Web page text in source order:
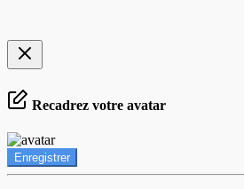
Recadrez votre avatar
Enregistrer